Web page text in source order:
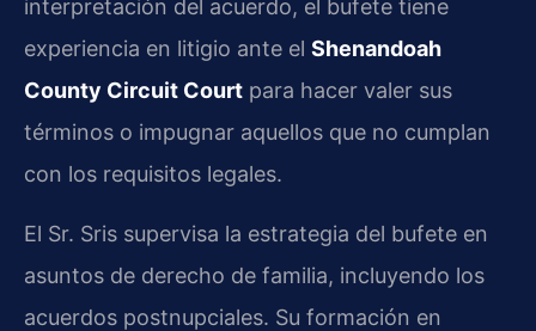
interpretación del acuerdo, el bufete tiene
experiencia en litigio ante el Shenandoah
County Circuit Court para hacer valer sus
términos o impugnar aquellos que no cumplan
con los requisitos legales.
El Sr. Sris supervisa la estrategia del bufete en
asuntos de derecho de familia, incluyendo los
acuerdos postnupciales. Su formación en